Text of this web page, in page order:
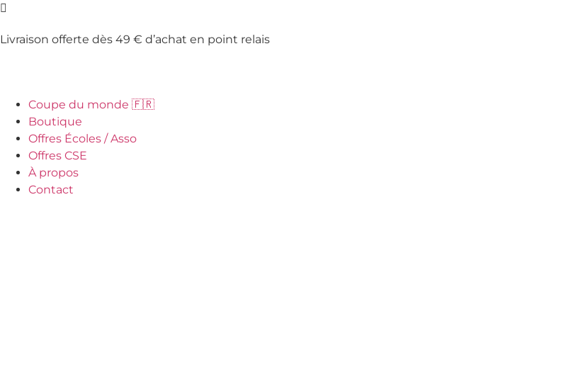
Livraison offerte dès 49 € d’achat en point relais
Coupe du monde 🇫🇷
Boutique
Offres Écoles / Asso
Offres CSE
À propos
Contact